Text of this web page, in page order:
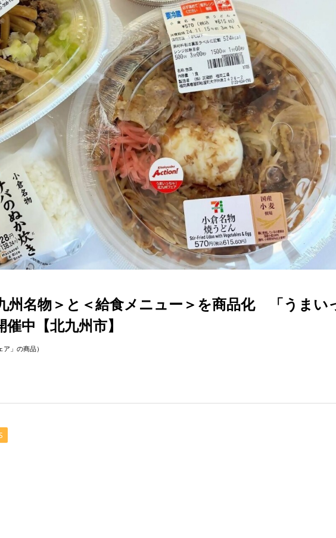
州名物＞と＜給食メニュー＞を商品化 「うまい
中【北九州市】
」の商品）